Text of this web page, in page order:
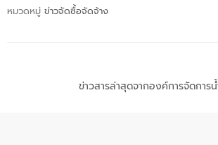
หมวดหมู่ ข่าวจัดซื้อจัดจ้าง
ข่าวสารล่าสุดจากองค์การจัดการน้